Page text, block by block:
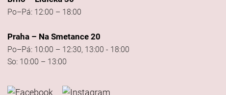
Po–Pá: 12:00 – 18:00
Praha – Na Smetance 20
Po–Pá: 10:00 – 12:30, 13:00 - 18:00
So: 10:00 – 13:00